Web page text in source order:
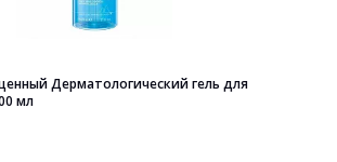
Дерматологический гель для
мл